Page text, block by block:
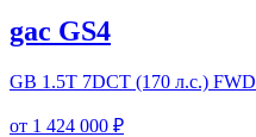
gac GS4
GB 1.5T 7DCT (170 л.с.) FWD
от 1 424 000 ₽